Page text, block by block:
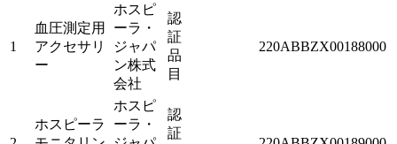
1
血圧測定用
アクセサリ
ー
ホスピ
ーラ・
ジャパ
ン株式
会社
認
証
品
目
220ABBZX00188000
ホスピーラ
ホスピ
ーラ・
認
証